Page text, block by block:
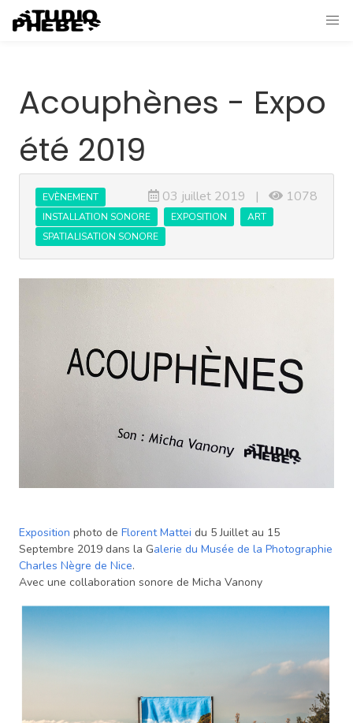
Acouphènes - Expo
été 2019
03 juillet 2019 | 1078
EVÈNEMENT
INSTALLATION SONORE
EXPOSITION
ART
SPATIALISATION SONORE
Exposition photo de Florent Mattei du 5 Juillet au 15
Septembre 2019 dans la Galerie du Musée de la Photographie
Charles Nègre de Nice.
Avec une collaboration sonore de Micha Vanony